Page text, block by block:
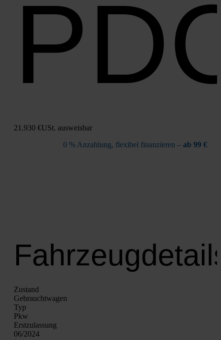
21.930 €USt. aus­weis­bar
0 % Anzah­lung, fle­xi­bel finan­zie­ren – ab 99 €
Zustand
Gebraucht­wa­gen
Typ
Pkw
Erst­zu­las­sung
06/2024